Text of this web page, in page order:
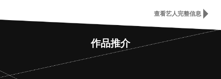
查看艺人完整信息
作品推介